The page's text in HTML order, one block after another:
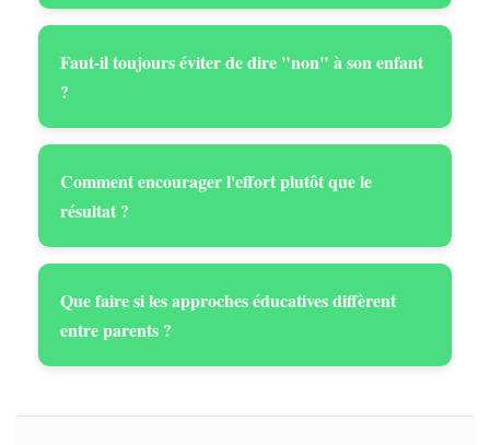
Faut-il toujours éviter de dire "non" à son enfant
?
Comment encourager l'effort plutôt que le
résultat ?
Que faire si les approches éducatives diffèrent
entre parents ?